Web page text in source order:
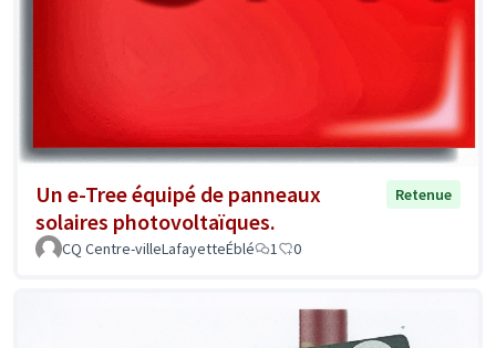
Un e-Tree équipé de panneaux
solaires photovoltaïques.
Retenue
CQ Centre-villeLafayetteÉblé 1 0